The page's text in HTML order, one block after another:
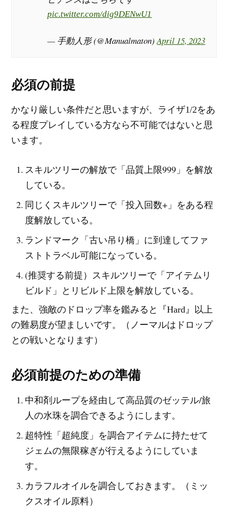
pic.twitter.com/dig9DENwU1
— 手動人形 (@Manualmaton)April 15, 2023
必須の前提
かなり厳しい条件だと思いますが、ライザ1/2をあ
る程度プレイしている方なら不可能ではないと思
います。
スキルツリーの解放で「品質上限999」を解放
している。
同じくスキルツリーで「投入回数+」をある程
度解放している。
ランドマーク「古い吊り橋」に到達してファ
ストトラベル可能になっている。
(推奨する前提）スキルツリーで「アイテムリ
ビルド」とリビルド上限を解放している。
また、強敵のドロップ率を鑑みると『Hard』以上
の難易度が望ましいです。（ノーマルはドロップ
との戦いとなります）
必須前提のための準備
中和剤ループを経由して高品質のゼッテル/旅
人の水珠を調合できるようにします。
超特性「超純度」を調合アイテムに持たせて
ジェムの無限稼ぎが行えるようにしていま
す。
カラフルオイルを調合しておきます。（ミッ
クスオイル原料）